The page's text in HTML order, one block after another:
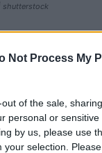
Not Process My
of the sale,
personal or
by us, please use
your selection.
shutterstock
η πρωτεύουσα
το Μιλάνο, και
να διαθέτετε
επίσης